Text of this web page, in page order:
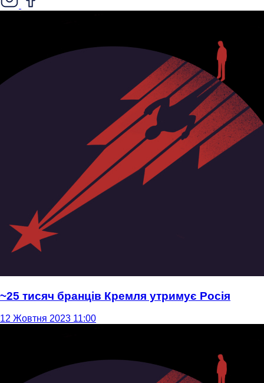
~25 тисяч бранців Кремля утримує Росія
12 Жовтня 2023 11:00